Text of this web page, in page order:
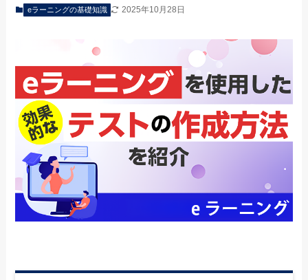
eラーニングの基礎知識 2025年10月28日